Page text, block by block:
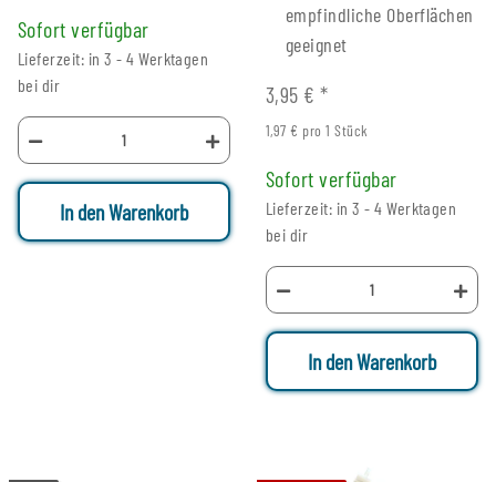
Sofort verfügbar
Lieferzeit: in 3 - 4 Werktagen
bei dir
In den Warenkorb
empfindliche Oberflächen
geeignet
3,95 €*
1,97 € pro 1 Stück
Sofort verfügbar
Lieferzeit: in 3 - 4 Werktagen
bei dir
In den Warenkorb